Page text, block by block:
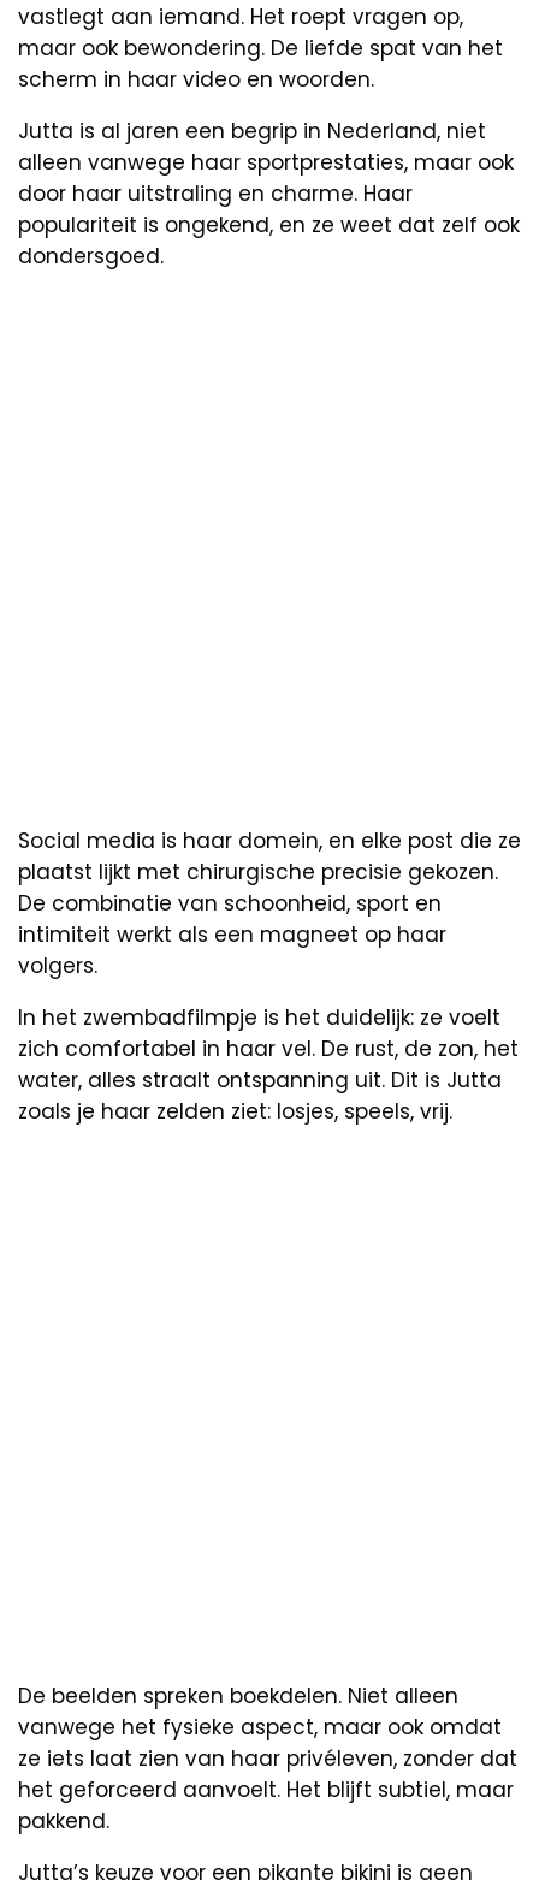
vastlegt aan iemand. Het roept vragen op,
maar ook bewondering. De liefde spat van het
scherm in haar video en woorden.
Jutta is al jaren een begrip in Nederland, niet
alleen vanwege haar sportprestaties, maar ook
door haar uitstraling en charme. Haar
populariteit is ongekend, en ze weet dat zelf ook
dondersgoed.
Social media is haar domein, en elke post die ze
plaatst lijkt met chirurgische precisie gekozen.
De combinatie van schoonheid, sport en
intimiteit werkt als een magneet op haar
volgers.
In het zwembadfilmpje is het duidelijk: ze voelt
zich comfortabel in haar vel. De rust, de zon, het
water, alles straalt ontspanning uit. Dit is Jutta
zoals je haar zelden ziet: losjes, speels, vrij.
De beelden spreken boekdelen. Niet alleen
vanwege het fysieke aspect, maar ook omdat
ze iets laat zien van haar privéleven, zonder dat
het geforceerd aanvoelt. Het blijft subtiel, maar
pakkend.
Jutta’s keuze voor een pikante bikini is geen